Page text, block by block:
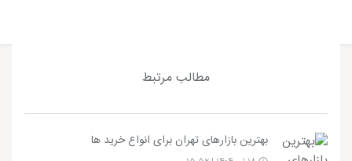
مطالب مرتبط
بهترین بازارهای تهران برای انواع خرید ها